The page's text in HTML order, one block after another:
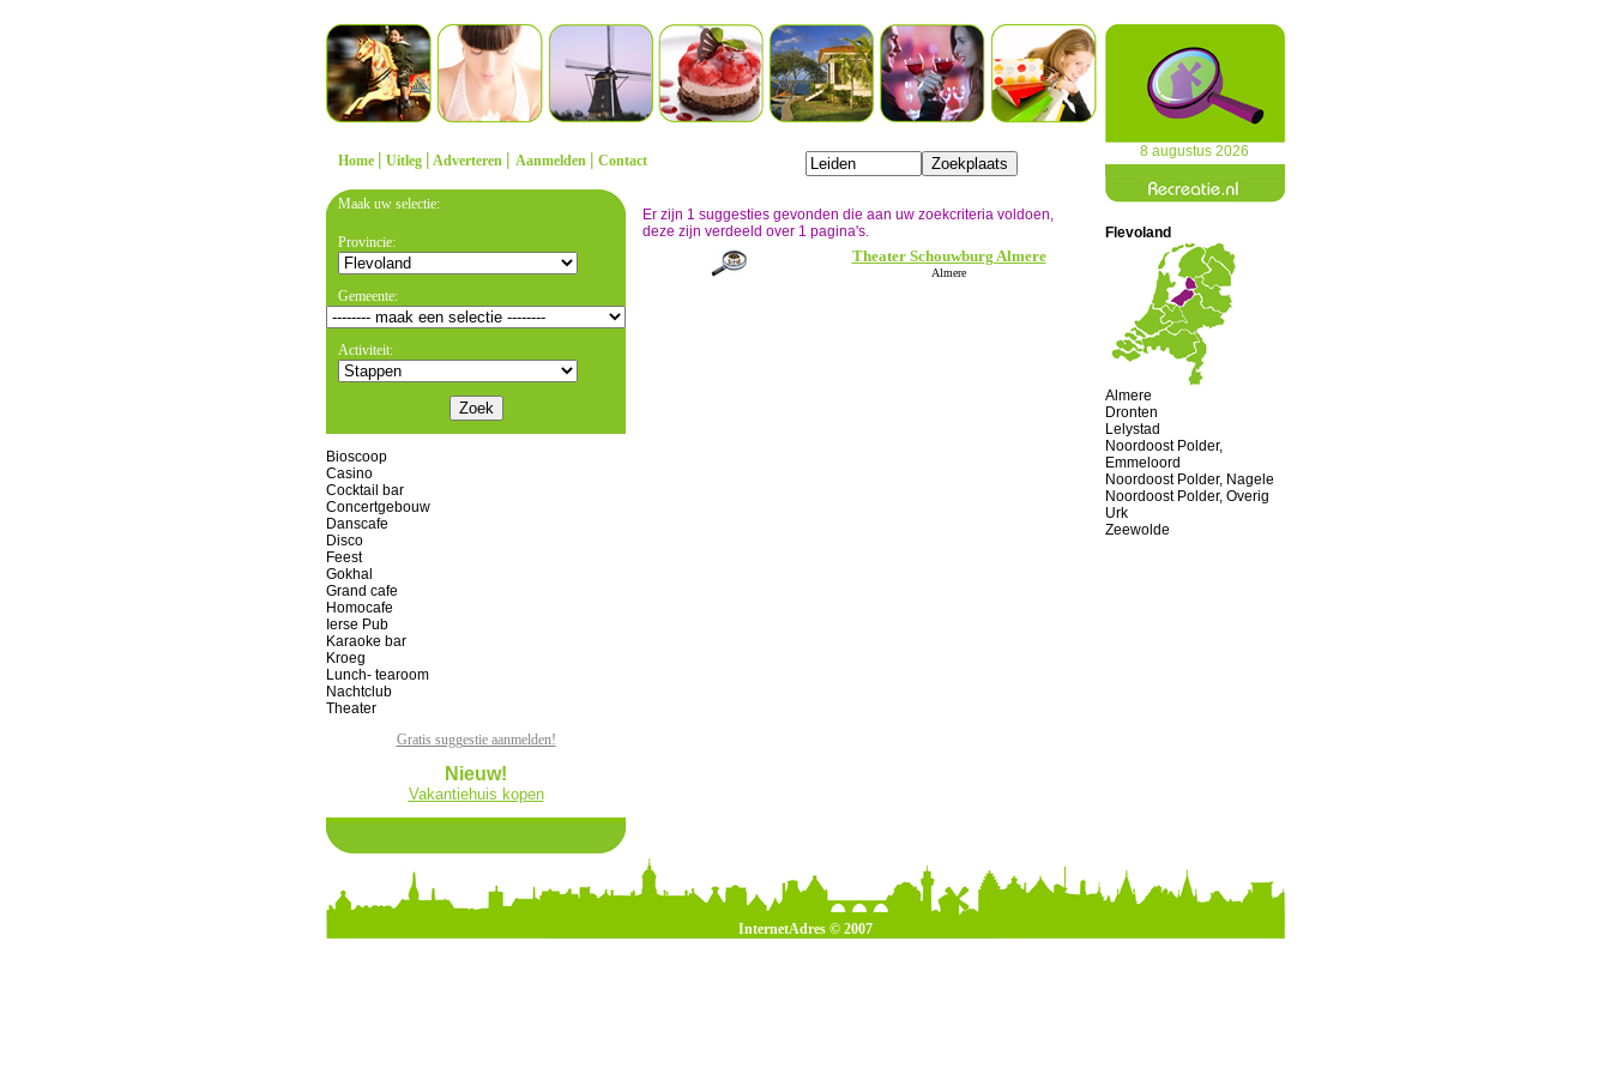
Home | Uitleg | Adverteren | Aanmelden | Contact
8 augustus 2026
Maak uw selectie:
Provincie:
Gemeente:
Activiteit:
Bioscoop
Casino
Cocktail bar
Concertgebouw
Danscafe
Disco
Feest
Gokhal
Grand cafe
Homocafe
Ierse Pub
Karaoke bar
Kroeg
Lunch- tearoom
Nachtclub
Theater
Gratis suggestie aanmelden!
Nieuw!
Vakantiehuis kopen
Er zijn 1 suggesties gevonden die aan uw zoekcriteria voldoen,
deze zijn verdeeld over 1 pagina's.
Theater Schouwburg Almere
Almere
Flevoland
Almere
Dronten
Lelystad
Noordoost Polder,
Emmeloord
Noordoost Polder, Nagele
Noordoost Polder, Overig
Urk
Zeewolde
InternetAdres © 2007